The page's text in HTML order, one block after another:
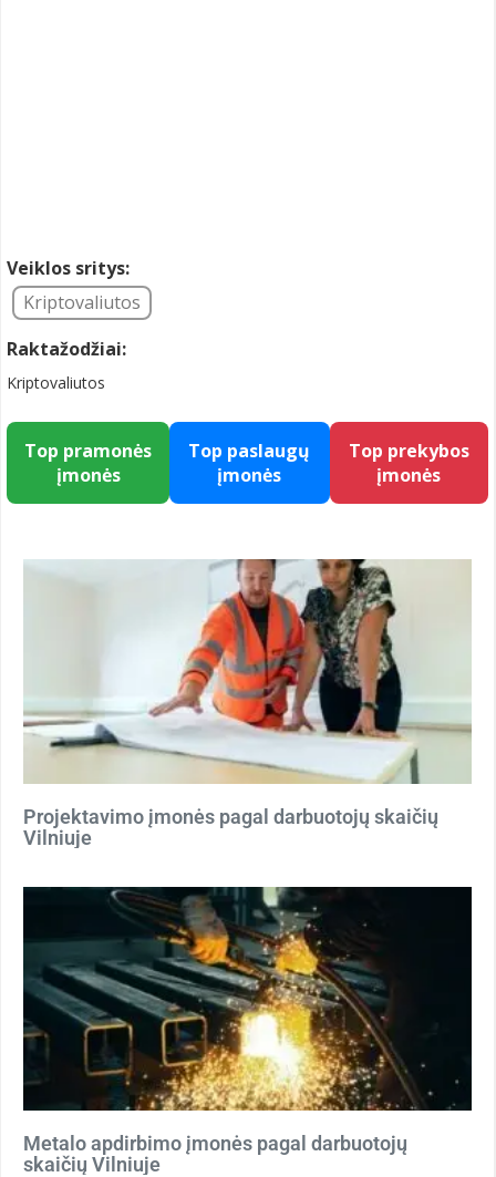
Veiklos sritys:
Kriptovaliutos
Raktažodžiai:
Kriptovaliutos
Top pramonės
įmonės
Top paslaugų
įmonės
Top prekybos
įmonės
Projektavimo įmonės pagal darbuotojų skaičių
Vilniuje
Metalo apdirbimo įmonės pagal darbuotojų
skaičių Vilniuje